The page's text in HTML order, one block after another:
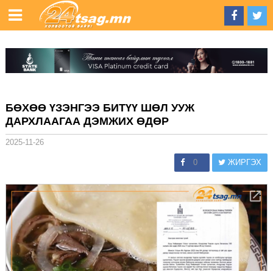
БӨХӨӨ ҮЗЭНГЭЭ БИТҮҮ ШӨЛ УУЖ
ДАРХЛААГАА ДЭМЖИХ ӨДӨР
2025-11-26
0 ЖИРГЭХ